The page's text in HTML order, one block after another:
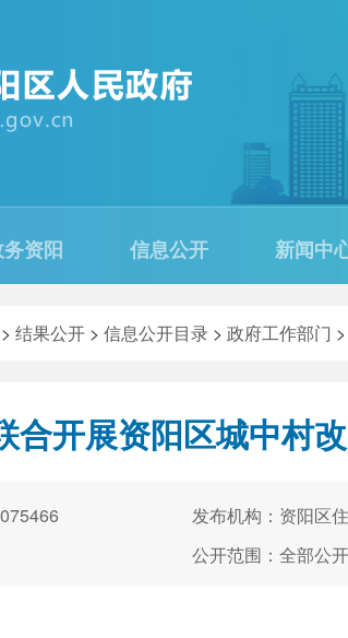
资阳 信息公开 新闻中
> 结果公开 > 信息公开目录 > 政府工作部门 >
合开展资阳区城中村
发布机构：资阳区
公开范围：全部公开